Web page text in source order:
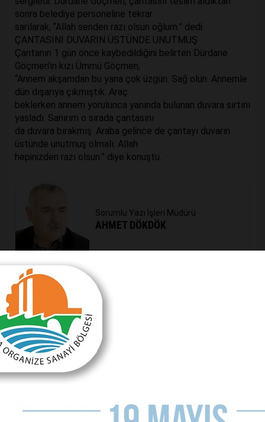
sonra belediye personeline tekrar
sarılarak, “Allah senden razı olsun oğlum.” dedi.
ÇANTASINI DUVARIN ÜSTÜNDE UNUTMUŞ
Çantanın 1 gün önce kaybedildiğini belirten Dürdane
Göçmen’in kızı Ümmü Göçmen,
“Annem akşamdan bu yana çok üzgün. Sağ olun. Annemle
dün dışarıya çıkmıştık. Araç
beklerken annem yorulunca yanında bulunan duvara sırtını
yasladı. Sanırım o sırada çantasını
da duvara bırakmış. Araba gelince de çantayı duvarın
üstünde unutmuş olmalı. Allah
hepinizden razı olsun.” diye konuştu.
Sorumlu Yazı İşleri Müdürü
AHMET DÖKDÖK
Önceki Haber
Yüzme bilmeyen kalmayacak
Sonraki Haber